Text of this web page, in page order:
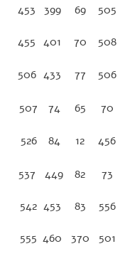
453 399 69 505
455 401 70 508
506 433 77 506
507 74 65 70
526 84 12 456
537 449 82 73
542 453 83 556
555 460 370 501